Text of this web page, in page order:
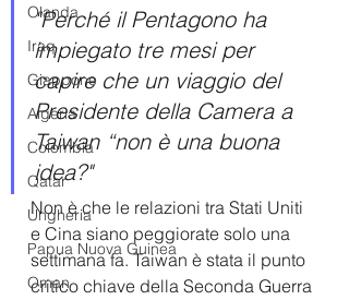
Olanda
Iraq
Giappone
Algeria
Colombia
Qatar
Ungheria
Papua Nuova Guinea
Oman
"Perché il Pentagono ha
impiegato tre mesi per
capire che un viaggio del
Presidente della Camera a
Taiwan “non è una buona
idea?"
Non è che le relazioni tra Stati Uniti
e Cina siano peggiorate solo una
settimana fa. Taiwan è stata il punto
critico chiave della Seconda Guerra